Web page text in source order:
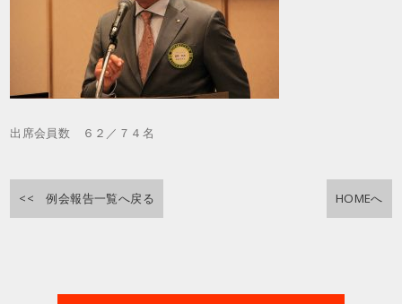
出席会員数 ６２／７４名
<< 例会報告一覧へ戻る HOMEへ